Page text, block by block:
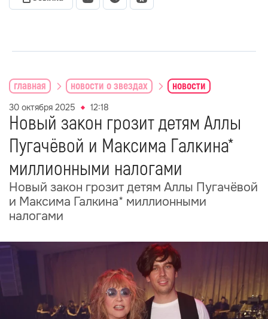
главная новости о звездах новости
30 октября 2025 12:18
Новый закон грозит детям Аллы
Пугачёвой и Максима Галкина*
миллионными налогами
Новый закон грозит детям Аллы Пугачёвой
и Максима Галкина* миллионными
налогами